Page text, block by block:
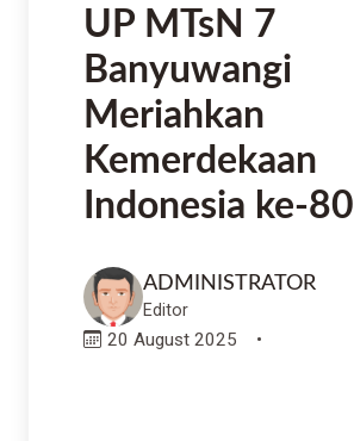
UP MTsN 7
Banyuwangi
Meriahkan
Kemerdekaan
Indonesia ke-80
ADMINISTRATOR
Editor
20 August 2025 •